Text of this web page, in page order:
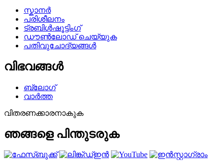
സ്കാനർ
പരിശീലനം
ട്രബിൾഷൂട്ടിംഗ്
ഡൗൺലോഡ് ചെയ്യുക
പതിവുചോദ്യങ്ങൾ
വിഭവങ്ങൾ
ബ്ലോഗ്
വാർത്ത
വിതരണക്കാരനാകുക
ഞങ്ങളെ പിന്തുടരുക